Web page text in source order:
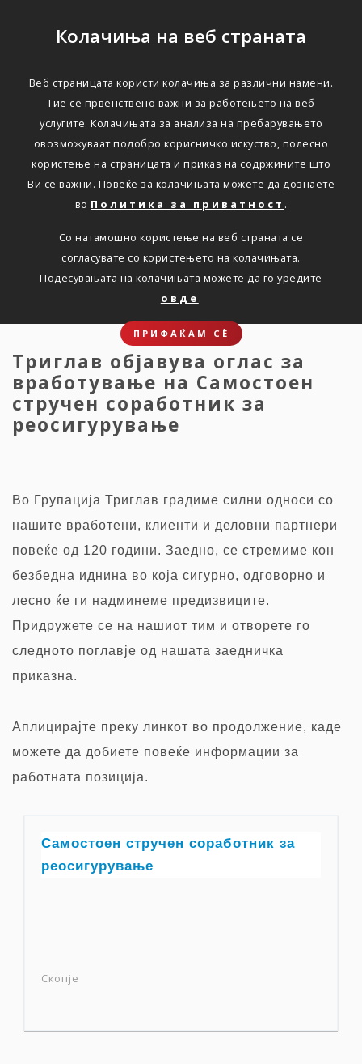
Колачиња на веб страната
Веб страницата користи колачиња за различни намени.
Тие се првенствено важни за работењето на веб
услугите. Колачињата за анализа на пребарувањето
овозможуваат подобро корисничко искуство, полесно
користење на страницата и приказ на содржините што
Ви се важни. Повеќе за колачињата можете да дознаете
во Политика за приватност .
Со натамошно користење на веб страната се
согласувате со користењето на колачињата.
Подесувањата на колачињата можете да го уредите
овде .
ПРИФАЌАМ СЀ
Триглав објавува оглас
за вработување на
Самостоен стручен
соработник за
реосигурување
Новости Оглас за вработување
Триглав објавува оглас за
вработување на Самостоен
стручен соработник за
реосигурување
Во Групација Триглав градиме силни односи со
нашите вработени, клиенти и деловни партнери
повеќе од 120 години. Заедно, се стремиме кон
безбедна иднина во која сигурно, одговорно и
лесно ќе ги надминеме предизвиците.
Придружете се на нашиот тим и отворете го
следното поглавје од нашата заедничка
приказна.
Аплицирајте преку линкот во продолжение, каде
можете да добиете повеќе информации за
работната позиција.
Самостоен стручен соработник за
реосигурување
Скопје